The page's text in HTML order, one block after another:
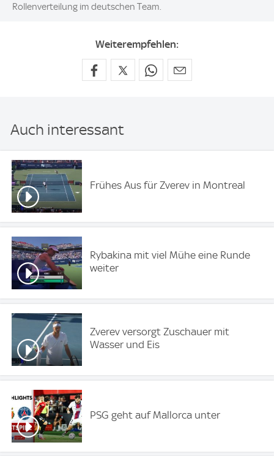
Rollenverteilung im deutschen Team.
Weiterempfehlen:
Auch interessant
Frühes Aus für Zverev in Montreal
Rybakina mit viel Mühe eine Runde
weiter
Zverev versorgt Zuschauer mit
Wasser und Eis
PSG geht auf Mallorca unter